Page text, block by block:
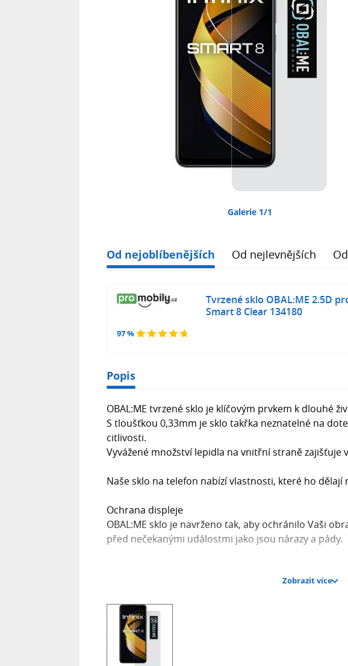
Galerie 1/1
Od nejoblíbenějších Od nejlevnějších
97 %
Tvrzené sklo OBAL:ME 2.5D
Smart 8 Clear 134180
Popis
OBAL:ME tvrzené sklo je klíčovým prvkem k dlouhé
S tloušťkou 0,33mm je sklo takřka neznatelné na
citlivosti.
Vyvážené množství lepidla na vnitřní straně zajišťuje
Naše sklo na telefon nabízí vlastnosti, které ho
Ochrana displeje
OBAL:ME sklo je navrženo tak, aby ochránilo Vaši
před nečekanými událostmi jako jsou nárazy a pády.
Díky pokročilé technologii našeho skla si užijete
Ochrana očí
Chráníme nejen váš telefon, ale i vaše oči. OBAL:ME
ochrání vaše oči před únavou.
Zobrazit více